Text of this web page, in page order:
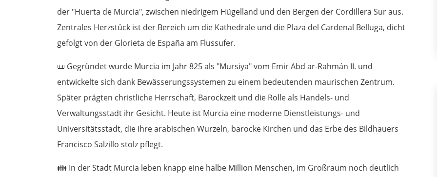
der "Huerta de Murcia", zwischen niedrigem Hügelland und den Bergen der Cordillera Sur aus.
Zentrales Herzstück ist der Bereich um die Kathedrale und die Plaza del Cardenal Belluga, dicht
gefolgt von der Glorieta de España am Flussufer.
📜 Gegründet wurde Murcia im Jahr 825 als "Mursiya" vom Emir Abd ar-Rahmán II. und
entwickelte sich dank Bewässerungssystemen zu einem bedeutenden maurischen Zentrum.
Später prägten christliche Herrschaft, Barockzeit und die Rolle als Handels- und
Verwaltungsstadt ihr Gesicht. Heute ist Murcia eine moderne Dienstleistungs- und
Universitätsstadt, die ihre arabischen Wurzeln, barocke Kirchen und das Erbe des Bildhauers
Francisco Salzillo stolz pflegt.
👪 In der Stadt Murcia leben knapp eine halbe Million Menschen, im Großraum noch deutlich